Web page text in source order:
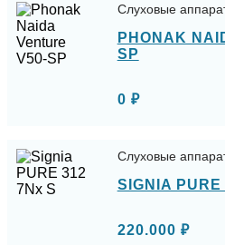
Слуховые
PHONAK
SP
0 ₽
Слуховые
SIGNIA PURE
220.000 ₽